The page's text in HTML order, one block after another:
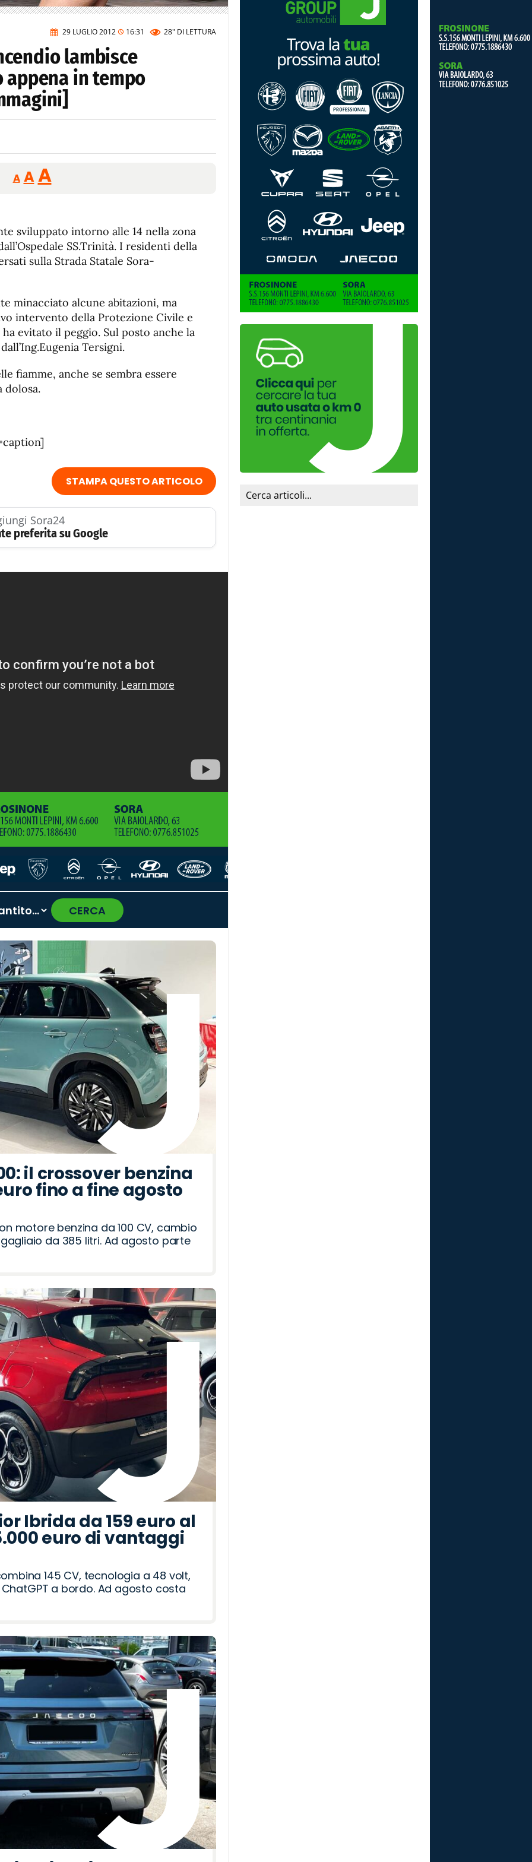
29 LUGLIO 2012 16:31 28" DI LETTURA
lambisce
in tempo
A
Reducir
tamaño
A Restablecer
tamaño
fuente
AAumentar
de
fuente.
sviluppato intorno alle 14 nella zona
SS.Trinità. I residenti della
sulla Strada Statale Sora-
minacciato alcune abitazioni, ma
intervento della Protezione Civile e
evitato il peggio. Sul posto anche la
Tersigni.
fiamme, anche se sembra essere
dolosa.
STAMPA QUESTO ARTICOLO
Sora24
preferita su Google
CERCA
›
il crossover benzina
fino a fine agosto
motore benzina da 100 CV, cambio
da 385 litri. Ad agosto parte
Ibrida da 159 euro al
euro di vantaggi
145 CV, tecnologia a 48 volt,
a bordo. Ad agosto costa